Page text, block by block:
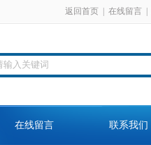
返回首页 在线留言
在线留言 联系我们